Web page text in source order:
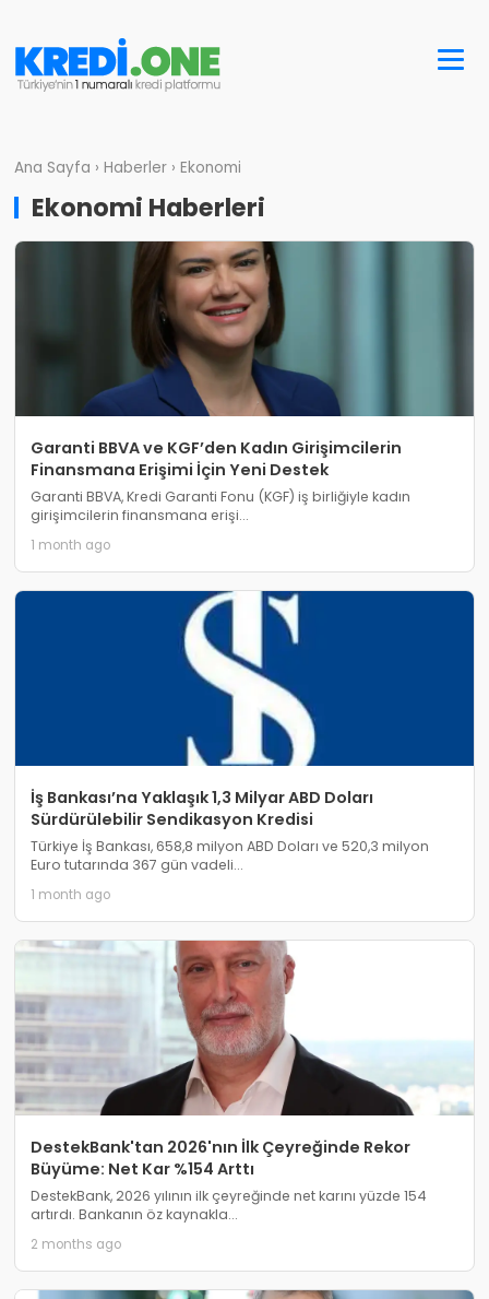
Ana Sayfa ›Haberler ›Ekonomi
Ekonomi Haberleri
Garanti BBVA ve KGF’den Kadın Girişimcilerin
Finansmana Erişimi İçin Yeni Destek
Garanti BBVA, Kredi Garanti Fonu (KGF) iş birliğiyle kadın
girişimcilerin finansmana erişi...
1 month ago
İş Bankası’na Yaklaşık 1,3 Milyar ABD Doları
Sürdürülebilir Sendikasyon Kredisi
Türkiye İş Bankası, 658,8 milyon ABD Doları ve 520,3 milyon
Euro tutarında 367 gün vadeli...
1 month ago
DestekBank'tan 2026'nın İlk Çeyreğinde Rekor
Büyüme: Net Kar %154 Arttı
DestekBank, 2026 yılının ilk çeyreğinde net karını yüzde 154
artırdı. Bankanın öz kaynakla...
2 months ago